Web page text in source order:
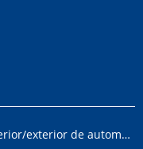
Dispositivo de obturación de placa interior/exterior de automóvil